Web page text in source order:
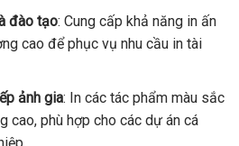
đào tạo: Cung cấp khả năng in ấn
cao để phục vụ nhu cầu in tài
ảnh gia: In các tác phẩm màu sắc
cao, phù hợp cho các dự án cá